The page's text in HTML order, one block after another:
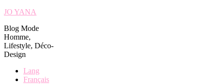
JO YANA
Blog Mode
Homme,
Lifestyle, Déco-
Design
Lang
Français